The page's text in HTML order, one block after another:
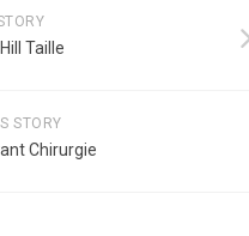
Taille
STORY
Chirurgie